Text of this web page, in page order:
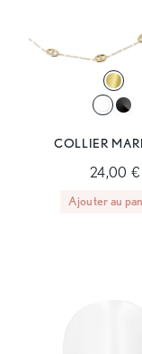
COLLIER
24,00 €
Ajouter au